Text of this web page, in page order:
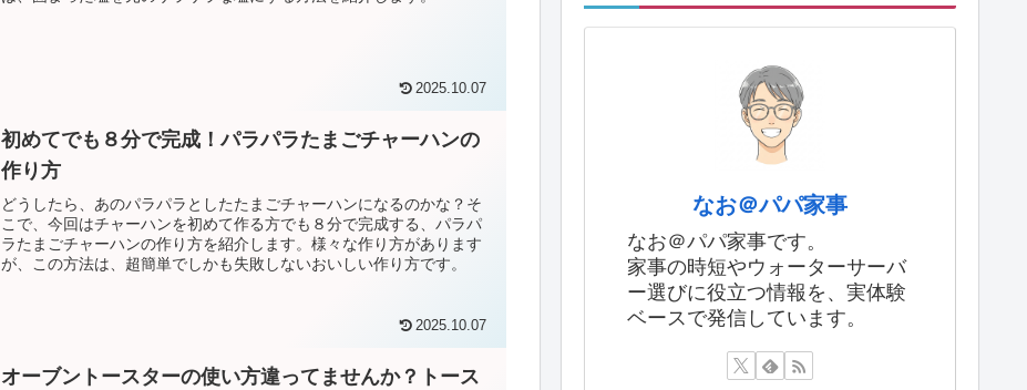
2025.10.07
初めてでも８分で完成！パラパラたまごチャーハンの
作り方
どうしたら、あのパラパラとしたたまごチャーハンになるのかな？そ
こで、今回はチャーハンを初めて作る方でも８分で完成する、パラパ
ラたまごチャーハンの作り方を紹介します。様々な作り方があります
が、この方法は、超簡単でしかも失敗しないおいしい作り方です。
2025.10.07
オーブントースターの使い方違ってませんか？トース
なお＠パパ家事
なお＠パパ家事です。
家事の時短やウォーターサーバ
ー選びに役立つ情報を、実体験
ベースで発信しています。